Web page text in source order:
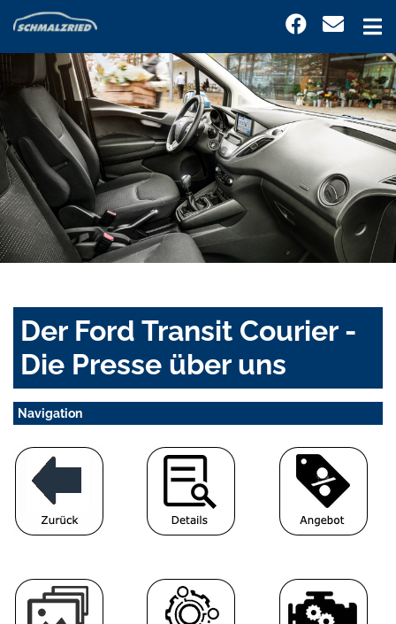
Der Ford Transit Courier -
Die Presse über uns
Navigation